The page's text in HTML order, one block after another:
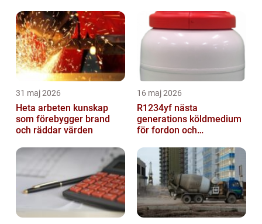
31 maj 2026
Heta arbeten kunskap
som förebygger brand
och räddar värden
16 maj 2026
R1234yf nästa
generations köldmedium
för fordon och